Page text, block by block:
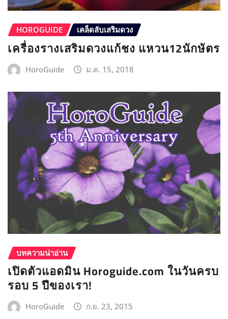
HOROGUIDE เคล็ดลับเสริมดวง
เครื่องรางเสริมดวงแก้ชง แหวน12นักษัตร
HoroGuide ม.ค. 15, 2018
บทความน่าอ่าน
เปิดตัวแอดมิน Horoguide.com ในวันครบ
รอบ 5 ปีของเรา!
HoroGuide ก.ย. 23, 2015